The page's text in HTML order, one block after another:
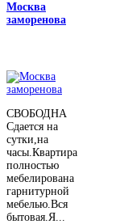
Москва
заморенова
СВОБОДНА
Сдается на
сутки,на
часы.Квартира
полностью
мебелирована
гарнитурной
мебелью.Вся
бытовая.Я...